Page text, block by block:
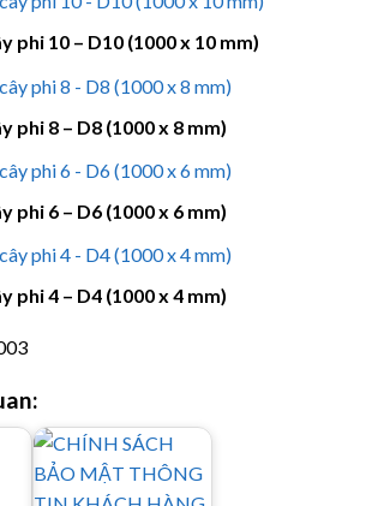
phi 10 – D10 (1000 x 10 mm)
phi 8 – D8 (1000 x 8 mm)
phi 6 – D6 (1000 x 6 mm)
phi 4 – D4 (1000 x 4 mm)